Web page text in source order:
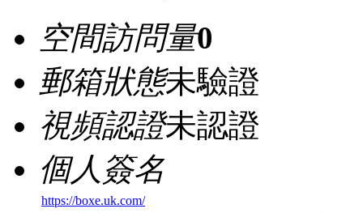
空間訪問量0
郵箱狀態未驗證
視頻認證未認證
個人簽名
https://boxe.uk.com/